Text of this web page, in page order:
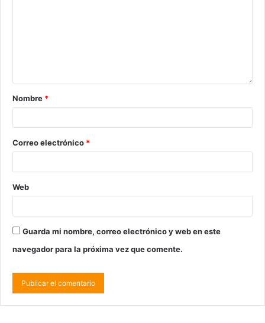
Nombre *
Correo electrónico *
Web
Guarda mi nombre, correo electrónico y web en este
navegador para la próxima vez que comente.